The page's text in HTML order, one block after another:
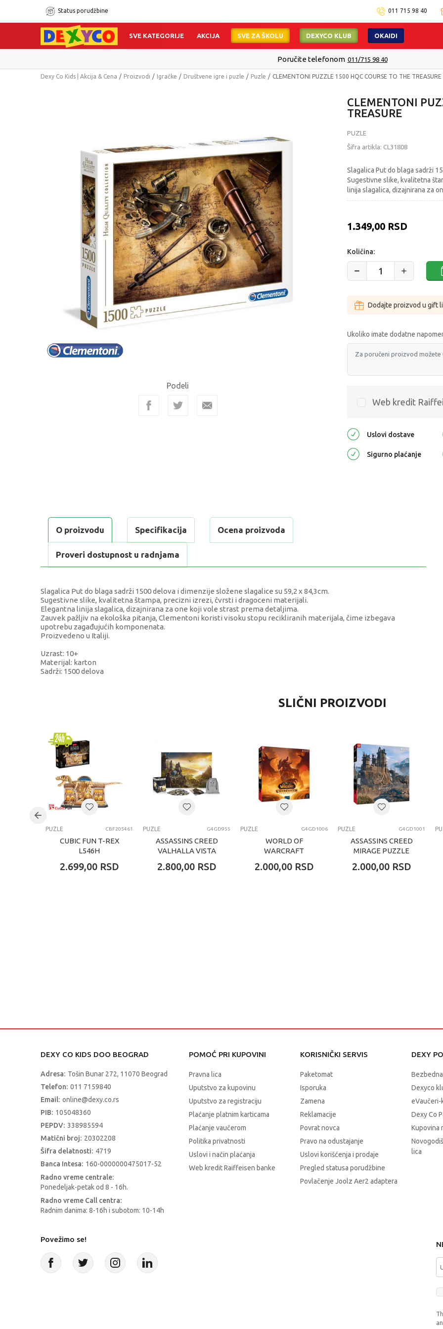
Status porudžbine 011 715 98 40
SVE KATEGORIJE AKCIJA SVE ZA ŠKOLU DEXYCO KLUB OKAIDI
Poručite telefonom 011/715 98 40
Dexy Co Kids | Akcija & Cena Proizvodi Igračke Društvene igre i puzle Puzle CLEMENTONI PUZZLE 1500 HQC COURSE TO THE TREASURE
Podeli
CLEMENTONI
TREASURE
PUZLE
Šifra artikla: CL31808
Slagalica Put do blaga sadrži
Sugestivne slike, kvalitetna
linija slagalica, dizajnirana za
1.349,00 RSD
Količina:
Dodajte proizvod u gift
Ukoliko imate dodatne
Web kredit
Uslovi dostave
Sigurno plaćanje
O proizvodu Specifikacija Ocena proizvoda
Proveri dostupnost u radnjama
Slagalica Put do blaga sadrži 1500 delova i dimenzije složene slagalice su 59,2 x 84,3cm.
Sugestivne slike, kvalitetna štampa, precizni izrezi, čvrsti i dragoceni materijali.
Elegantna linija slagalica, dizajnirana za one koji vole strast prema detaljima.
Zauvek pažljiv na ekološka pitanja, Clementoni koristi visoku stopu recikliranih materijala, čime izbegava
upotrebu zagađujućih komponenata.
Proizvedeno u Italiji.
Uzrast: 10+
Materijal: karton
Sadrži: 1500 delova
Puzle
Brend
Pol univerzalno
Uzrast 8+ godina
Kategorija PUZZLE
SLIČNI PROIZVODI
PUZLE CBF205461
CUBIC FUN T-REX
L546H
2.699,00 RSD
PUZLE G4GD955
ASSASSINS CREED
VALHALLA VISTA
PUZZLE
2.800,00 RSD
PUZLE G4GD1006
WORLD OF
WARCRAFT
CLASSIC PUZZLE
2.000,00 RSD
PUZLE G4GD1001
ASSASSINS CREED
MIRAGE PUZZLE
2.000,00 RSD
DEXY CO KIDS DOO BEOGRAD
Adresa: Tošin Bunar 272, 11070 Beograd
Telefon: 011 7159840
Email: online@dexy.co.rs
PIB: 105048360
PEPDV: 338985594
Matični broj: 20302208
Šifra delatnosti: 4719
Banca Intesa: 160-0000000475017-52
Radno vreme centrale:
Ponedeljak-petak od 8 - 16h.
Radno vreme Call centra:
Radnim danima: 8-16h i subotom: 10-14h
POMOĆ PRI KUPOVINI
Pravna lica
Uputstvo za kupovinu
Uputstvo za registraciju
Plaćanje platnim karticama
Plaćanje vaučerom
Politika privatnosti
Uslovi i način plaćanja
Web kredit Raiffeisen banke
KORISNIČKI SERVIS
Paketomat
Isporuka
Zamena
Reklamacije
Povrat novca
Pravo na odustajanje
Uslovi korišćenja i prodaje
Pregled statusa porudžbine
Povlačenje Joolz Aer2 adaptera
DEXY
Dexyco
Dexy Co
Kupovina
lica
Povežimo se!